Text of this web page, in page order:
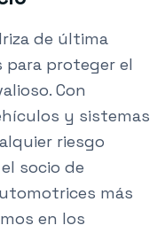
de última
para proteger el
Con
y sistemas
riesgo
socio de
más
en los